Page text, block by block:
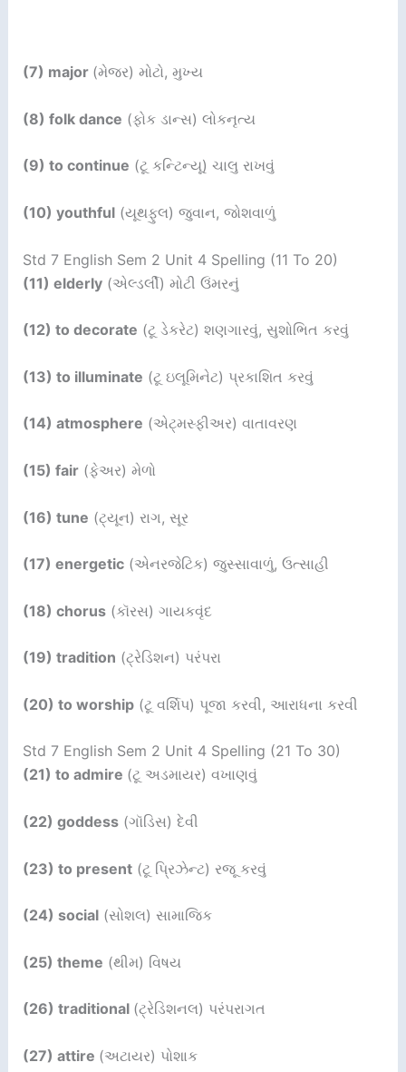
(7) major (મેજર) મોટો, મુખ્ય
(8) folk dance (ફોક ડાન્સ) લોકનૃત્ય
(9) to continue (ટૂ કન્ટિન્યૂ) ચાલુ રાખવું
(10) youthful(યૂથફુલ) જુવાન, જોશવાળું
Std 7 English Sem 2 Unit 4 Spelling (11 To 20)
(11) elderly(એલ્ડર્લી) મોટી ઉંમરનું
(12) to decorate (ટૂ ડેકરેટ) શણગારવું, સુશોભિત કરવું
(13) to illuminate (ટૂ ઇલૂમિનેટ) પ્રકાશિત કરવું
(14) atmosphere (એટ્મસ્ફીઅર) વાતાવરણ
(15) fair(ફેઅર) મેળો
(16) tune (ટ્યૂન) રાગ, સૂર
(17) energetic(એનરજેટિક) જુસ્સાવાળું, ઉત્સાહી
(18) chorus(કૉરસ) ગાયકવૃંદ
(19) tradition (ટ્રેડિશન) પરંપરા
(20) to worship(ટૂ વર્શિપ) પૂજા કરવી, આરાધના કરવી
Std 7 English Sem 2 Unit 4 Spelling (21 To 30)
(21) to admire (ટૂ અડમાયર) વખાણવું
(22) goddess(ગૉડિસ) દેવી
(23) to present(ટૂ પ્રિઝેન્ટ) રજૂ કરવું
(24) social(સોશલ) સામાજિક
(25) theme (થીમ) વિષય
(26) traditional (ટ્રેડિશનલ) પરંપરાગત
(27) attire (અટાયર) પોશાક